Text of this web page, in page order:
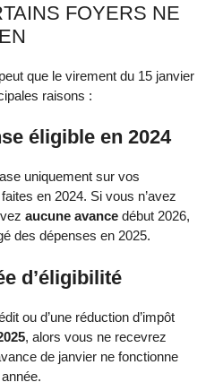
FOYERS NE
que le virement du 15 janvier
raisons :
éligible en 2024
uniquement sur vos
en 2024. Si vous n’avez
aucune avance début 2026,
des dépenses en 2025.
d’éligibilité
ou d’une réduction d’impôt
, alors vous ne recevrez
de janvier ne fonctionne